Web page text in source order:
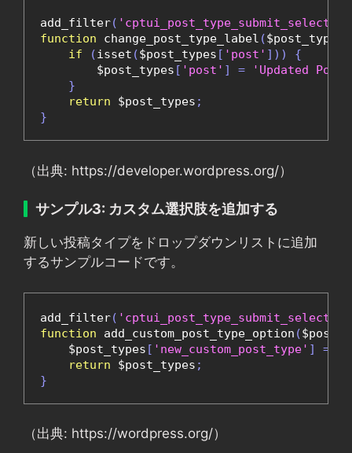
add_filter( 'cptui_post_type_submit_select'
function change_post_type_label ($post_types
if
(isset ($post_types [ 'post' ]))
{
        $post_types
[ 'post' ] =
'Updated
}
return $post_types ;
}
（出典: https://developer.wordpress.org/）
サンプル3: カスタム選択肢を追加する
新しい投稿タイプをドロップダウンリストに追加
するサンプルコードです。
add_filter( 'cptui_post_type_submit_select'
function add_custom_post_type_option (
    $post_types
[ 'new_custom_post_type' ] =
return $post_types ;
}
（出典: https://wordpress.org/）